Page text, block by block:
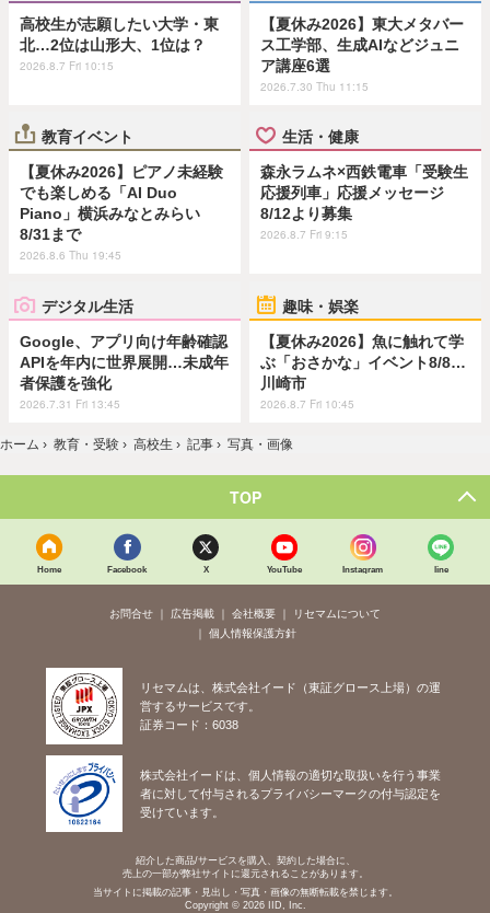
高校生が志願したい大学・東
北…2位は山形大、1位は？
2026.8.7 Fri 10:15
【夏休み2026】東大メタバー
ス工学部、生成AIなどジュニ
ア講座6選
2026.7.30 Thu 11:15
教育イベント
【夏休み2026】ピアノ未経験
でも楽しめる「AI Duo
Piano」横浜みなとみらい
8/31まで
2026.8.6 Thu 19:45
生活・健康
森永ラムネ×西鉄電車「受験生
応援列車」応援メッセージ
8/12より募集
2026.8.7 Fri 9:15
デジタル生活
Google、アプリ向け年齢確認
APIを年内に世界展開…未成年
者保護を強化
2026.7.31 Fri 13:45
趣味・娯楽
【夏休み2026】魚に触れて学
ぶ「おさかな」イベント8/8…
川崎市
2026.8.7 Fri 10:45
ホーム › 教育・受験 › 高校生 › 記事 › 写真・画像
TOP
Home Facebook X YouTube Instagram line
お問合せ 広告掲載 会社概要
リセマムについて
個人情報保護方針
リセマムは、株式会社イード（東証グロース上場）の運
営するサービスです。
証券コード：6038
株式会社イードは、個人情報の適切な取扱いを行う事業
者に対して付与されるプライバシーマークの付与認定を
受けています。
紹介した商品/サービスを購入、契約した場合に、
売上の一部が弊社サイトに還元されることがあります。
当サイトに掲載の記事・見出し・写真・画像の無断転載を禁じます。
Copyright © 2026 IID, Inc.